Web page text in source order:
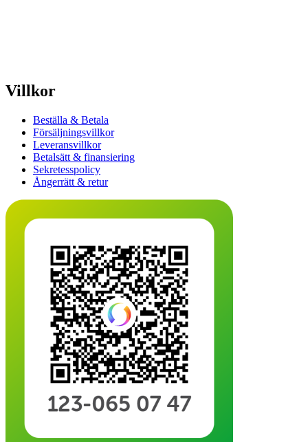
Villkor
Beställa & Betala
Försäljningsvillkor
Leveransvillkor
Betalsätt & finansiering
Sekretesspolicy
Ångerrätt & retur